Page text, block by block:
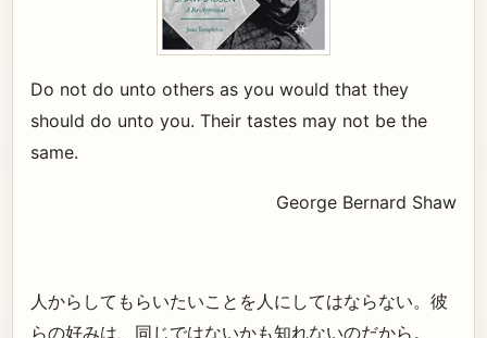
Do not do unto others as you would that they
should do unto you. Their tastes may not be the
same.
George Bernard Shaw
人からしてもらいたいことを人にしてはならない。彼
らの好みは、同じではないかも知れないのだから。